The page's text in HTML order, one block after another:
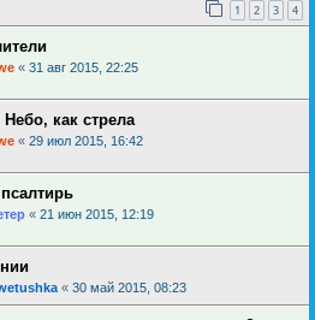
1 2 3 4
« 31 авг 2015, 22:25
как стрела
« 29 июл 2015, 16:42
« 21 июн 2015, 12:19
« 30 май 2015, 08:23